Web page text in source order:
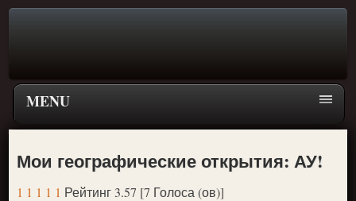
MENU
Главная страница
Поиск
ПЕРЕЙТИ К ГЛАВНОМУ МЕНЮ СКАЗОК
Мои географические открытия: АУ!
1 1 1 1 1 Рейтинг 3.57 [7 Голоса (ов)]